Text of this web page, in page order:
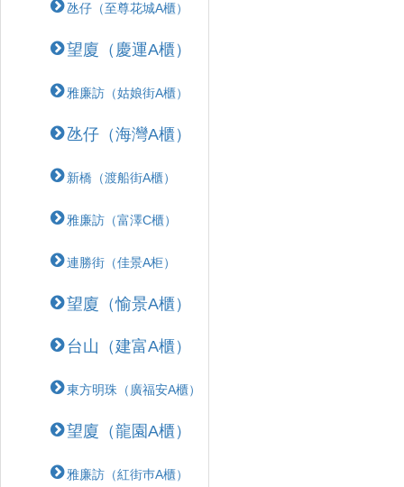
氹仔（至尊花城A櫃）
望廈（慶運A櫃）
雅廉訪（姑娘街A櫃）
氹仔（海灣A櫃）
新橋（渡船街A櫃）
雅廉訪（富澤C櫃）
連勝街（佳景A柜）
望廈（愉景A櫃）
台山（建富A櫃）
東方明珠（廣福安A櫃）
望廈（龍園A櫃）
雅廉訪（紅街巿A櫃）